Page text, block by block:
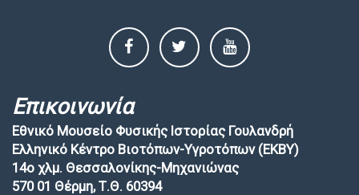
Επικοινωνία
Εθνικό Μουσείο Φυσικής Ιστορίας Γουλανδρή
Ελληνικό Κέντρο Βιοτόπων-Υγροτόπων (EKBY)
14ο χλμ. Θεσσαλονίκης-Μηχανιώνας
570 01 Θέρμη, Τ.Θ. 60394